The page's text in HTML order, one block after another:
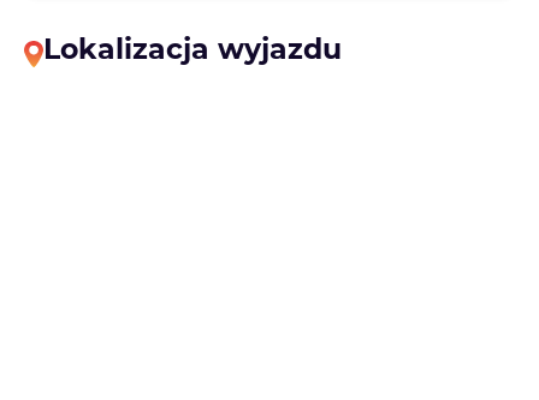
Lokalizacja wyjazdu